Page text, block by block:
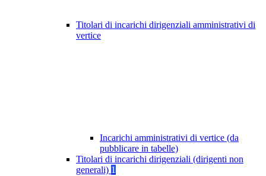
Titolari di incarichi dirigenziali amministrativi di
vertice
Incarichi amministrativi di vertice (da
pubblicare in tabelle)
Titolari di incarichi dirigenziali (dirigenti non
generali) 1